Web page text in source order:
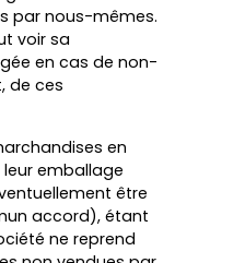
par nous-mêmes.
voir sa
en cas de non-
de ces
en
emballage
être
accord), étant
ne reprend